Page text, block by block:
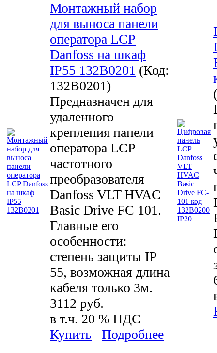
Монтажный набор
для выноса панели
оператора LCP
Danfoss на шкаф
IP55 132B0201 (Код:
132B0201)
Предназначен для
удаленного
крепления панели
оператора LCP
частотного
преобразователя
Danfoss VLT HVAC
Basic Drive FC 101.
Главные его
особенности:
степень защиты IP
55, возможная длина
кабеля только 3м.
3112 руб.
в т.ч. 20 % НДС
Купить
Подробнее